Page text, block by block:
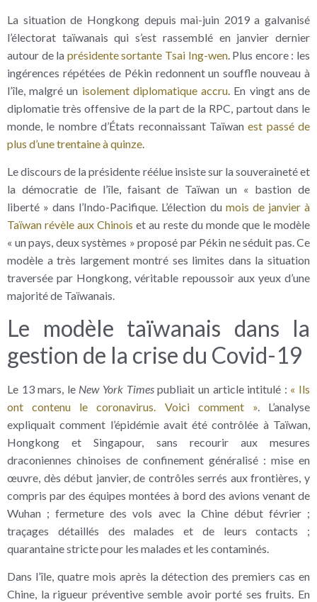
La situation de Hongkong depuis mai-juin 2019 a galvanisé
l’électorat taïwanais qui s’est rassemblé en janvier dernier
autour de la présidente sortante Tsai Ing-wen. Plus encore : les
ingérences répétées de Pékin redonnent un souffle nouveau à
l’île, malgré un isolement diplomatique accru. En vingt ans de
diplomatie très offensive de la part de la RPC, partout dans le
monde, le nombre d’États reconnaissant Taïwanest passé de
plus d’une trentaine à quinze.
Le discours de la présidente réélue insiste sur la souveraineté et
la démocratie de l’île, faisant de Taïwan un « bastion de
liberté » dans l’Indo-Pacifique. L’élection du mois de janvier à
Taïwan révèle aux Chinois et au reste du monde que le modèle
« un pays, deux systèmes » proposé par Pékin ne séduit pas. Ce
modèle a très largement montré ses limites dans la situation
traversée par Hongkong, véritable repoussoir aux yeux d’une
majorité de Taïwanais.
Le modèle taïwanais dans la
gestion de la crise du Covid-19
Le 13 mars, le New York Timespubliait un article intitulé : « Ils
ont contenu le coronavirus. Voici comment ». L’analyse
expliquait comment l’épidémie avait été contrôlée à Taïwan,
Hongkong et Singapour, sans recourir aux mesures
draconiennes chinoises de confinement généralisé : mise en
œuvre, dès début janvier, de contrôles serrés aux frontières, y
compris par des équipes montées à bord des avions venant de
Wuhan ; fermeture des vols avec la Chine début février ;
traçages détaillés des malades et de leurs contacts ;
quarantaine stricte pour les malades et les contaminés.
Dans l’île, quatre mois après la détection des premiers cas en
Chine, la rigueur préventive semble avoir porté ses fruits. En